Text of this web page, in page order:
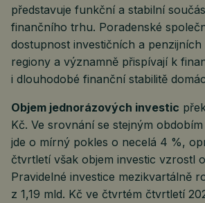
představuje funkční a stabilní
finančního trhu. Poradenské
dostupnost investičních a
regiony a významně přispívají k
i dlouhodobé finanční stabilitě
Objem jednorázových investic
Kč. Ve srovnání se stejným
jde o mírný pokles o necelá 4 %,
čtvrtletí však objem investic vzrostl
Pravidelné investice mezikvartálně
z 1,19 mld. Kč ve čtvrtém čtvrtletí